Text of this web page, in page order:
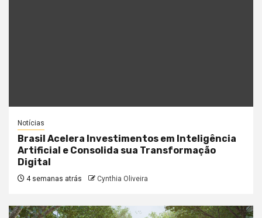
Notícias
Brasil Acelera Investimentos em Inteligência
Artificial e Consolida sua Transformação
Digital
4 semanas atrás Cynthia Oliveira